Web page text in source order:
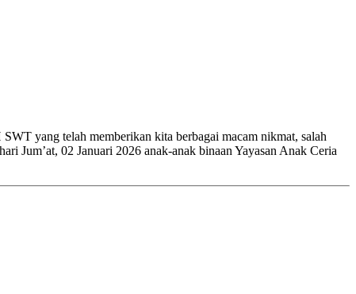
yang telah memberikan kita berbagai macam nikmat, salah
Jum’at, 02 Januari 2026 anak-anak binaan Yayasan Anak Ceria